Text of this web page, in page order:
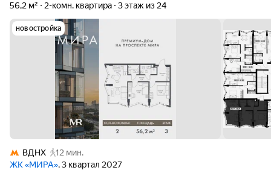
56,2 м²
2-комн. квартира 3 этаж из 24
новостройка
ВДНХ
12 мин.
ЖК «МИРА», 3 квартал 2027